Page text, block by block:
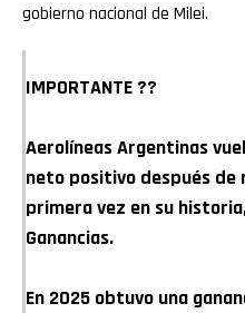
gobierno nacional de Milei.
IMPORTANTE ??
Aerolíneas Argentinas
neto positivo después de
primera vez en su
Ganancias.
En 2025 obtuvo una